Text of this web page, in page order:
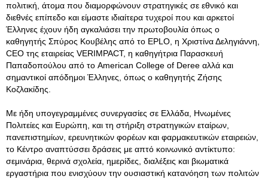
πολιτική, άτομα που διαμορφώνουν στρατηγικές σε εθνικό και
διεθνές επίπεδο και είμαστε ιδιαίτερα τυχεροί που και αρκετοί
Έλληνες έχουν ήδη αγκαλιάσει την πρωτοβουλία όπως ο
καθηγητής Σπύρος Κουβέλης από το EPLO, η Χριστίνα Δεληγιάννη,
CEO της εταιρείας VERIMPACT, η καθηγήτρια Παρασκευή
Παπαδοπούλου από το American College of Deree αλλά και
σημαντικοί απόδημοι Έλληνες, όπως ο καθηγητής Ζήσης
Κοζλακίδης.
Με ήδη υπογεγραμμένες συνεργασίες σε Ελλάδα, Ηνωμένες
Πολιτείες και Ευρώπη, και τη στήριξη στρατηγικών εταίρων,
πανεπιστημίων, ερευνητικών φορέων και φαρμακευτικών εταιρειών,
το Κέντρο αναπτύσσει δράσεις με απτό κοινωνικό αντίκτυπο:
σεμινάρια, θερινά σχολεία, ημερίδες, διαλέξεις και βιωματικά
εργαστήρια που ενισχύουν την ουσιαστική κατανόηση των πολιτών